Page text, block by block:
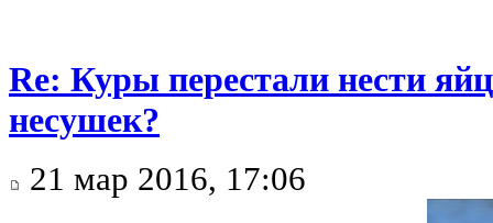
Re: Куры перестали нести
несушек?
21 мар 2016, 17:06